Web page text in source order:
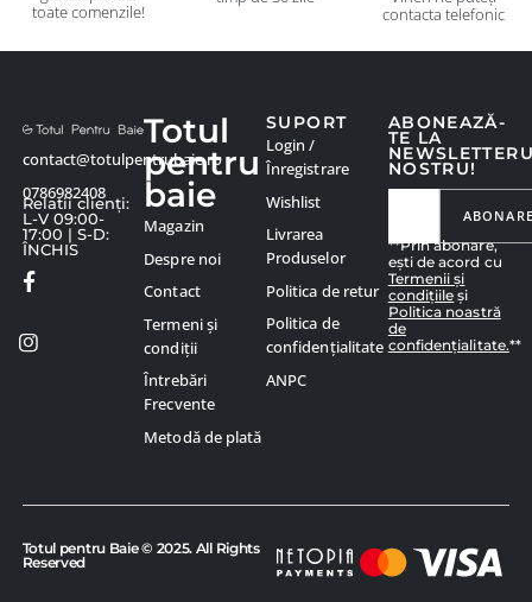
toate comenzile!
contacta telefonic
contact@totulpentrubaie.ro
0786982408
Relatii clienți:
L-V 09:00-
17:00 | S-D:
ÎNCHIS
ABONEAZĂ-
TE LA
NOSTRU!
**Prin abonare,
ești de acord cu
Termenii și
condițiile și
Politica noastră
de
confidențialitate.**
Totul
pentru
baie
Magazin
Despre noi
Contact
Termeni și
condiții
Întrebări
Frecvente
Metodă de plată
SUPORT
Login /
Înregistrare
Wishlist
Livrarea
Produselor
Politica de retur
Politica de
confidențialitate
ANPC
Totul pentru Baie © 2025. All Rights
Reserved